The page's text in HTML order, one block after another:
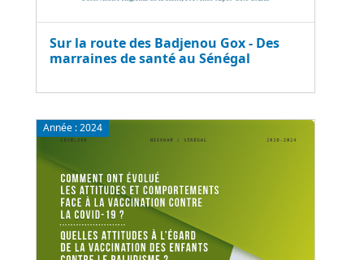
Sur la route des Badjenou Gox - Des
marraines de santé au Sénégal
Année :2024